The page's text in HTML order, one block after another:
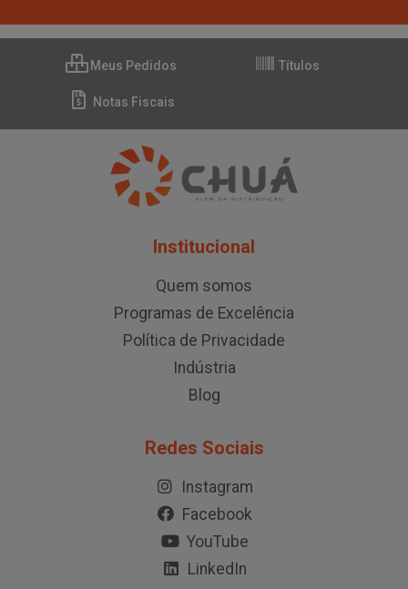
Meus Pedidos Títulos
Notas Fiscais
Institucional
Quem somos
Programas de Excelência
Política de Privacidade
Indústria
Blog
Redes Sociais
Instagram
Facebook
YouTube
LinkedIn